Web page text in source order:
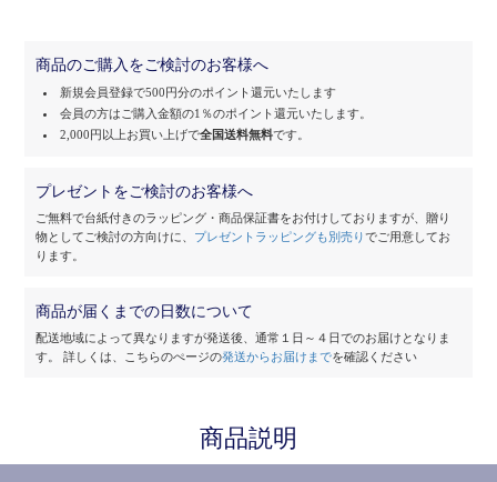
商品のご購入をご検討のお客様へ
新規会員登録で500円分のポイント還元いたします
会員の方はご購入金額の1％のポイント還元いたします。
2,000円以上お買い上げで全国送料無料です。
プレゼントをご検討のお客様へ
ご無料で台紙付きのラッピング・商品保証書をお付けしておりますが、贈り
物としてご検討の方向けに、 プレゼントラッピングも別売りでご用意してお
ります。
商品が届くまでの日数について
配送地域によって異なりますが発送後、通常１日～４日でのお届けとなりま
す。
詳しくは、こちらのぺージの発送からお届けまでを確認ください
商品説明